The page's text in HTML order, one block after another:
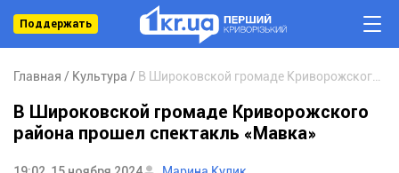
Поддержать
Главная Культура
В Широковской громаде Криворожского
района прошел спектакль «Мавка»